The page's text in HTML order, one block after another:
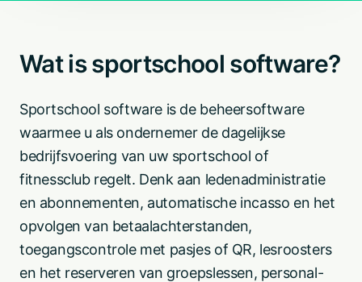
Wat is sportschool software?
Sportschool software is de beheersoftware
waarmee u als ondernemer de dagelijkse
bedrijfsvoering van uw sportschool of
fitnessclub regelt. Denk aan ledenadministratie
en abonnementen, automatische incasso en het
opvolgen van betaalachterstanden,
toegangscontrole met pasjes of QR, lesroosters
en het reserveren van groepslessen, personal-